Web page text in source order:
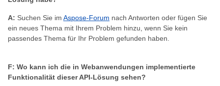
A: Suchen Sie im Aspose-Forum nach Antworten oder fügen Sie
ein neues Thema mit Ihrem Problem hinzu, wenn Sie kein
passendes Thema für Ihr Problem gefunden haben.
F: Wo kann ich die in Webanwendungen implementierte
Funktionalität dieser API-Lösung sehen?